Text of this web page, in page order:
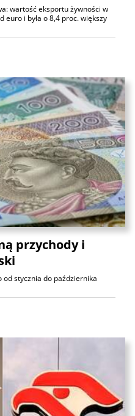
wartość eksportu żywności w
euro i była o 8,4 proc. większy
przychody i
od stycznia do października